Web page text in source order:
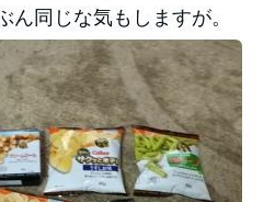
ん同じな気もしますが。